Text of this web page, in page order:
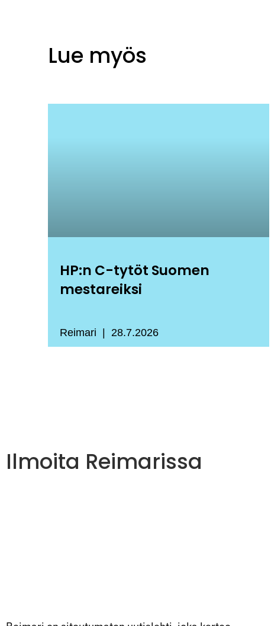
Lue myös
HP:n C-tytöt Suomen
mestareiksi
Reimari 28.7.2026
Ilmoita Reimarissa